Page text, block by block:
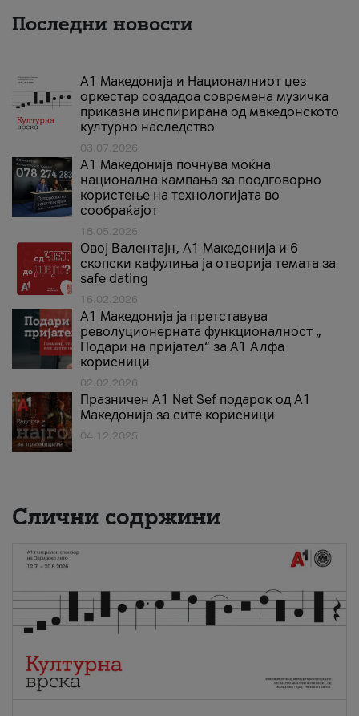
Последни новости
А1 Македонија и Националниот џез
оркестар создадоа современа музичка
приказна инспирирана од македонското
културно наследство
03.07.2026
A1 Македонија почнува моќна
национална кампања за поодговорно
користење на технологијата во
сообраќајот
18.05.2026
Овој Валентајн, A1 Македонија и 6
скопски кафулиња ја отворија темата за
safe dating
16.02.2026
А1 Македонија ја претставува
револуционерната функционалност „
Подари на пријател“ за А1 Алфа
корисници
02.02.2026
Празничен A1 Net Sеf подарок од А1
Македонија за сите корисници
04.12.2025
Слични содржини